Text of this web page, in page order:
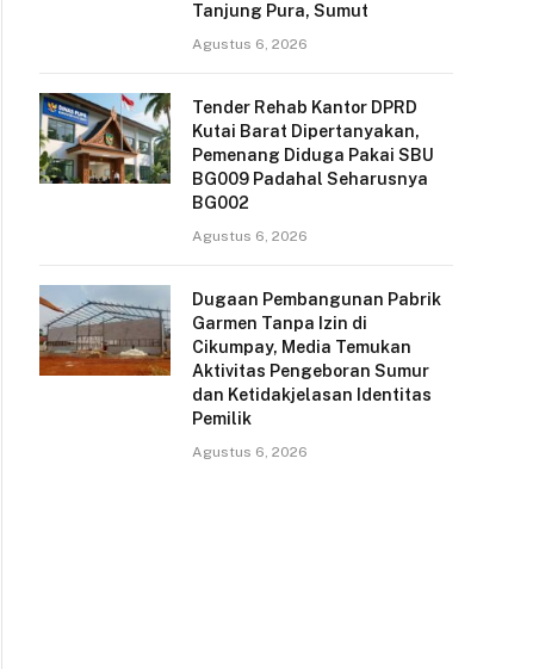
Tanjung Pura, Sumut
Agustus 6, 2026
Tender Rehab Kantor DPRD
Kutai Barat Dipertanyakan,
Pemenang Diduga Pakai SBU
BG009 Padahal Seharusnya
BG002
Agustus 6, 2026
Dugaan Pembangunan Pabrik
Garmen Tanpa Izin di
Cikumpay, Media Temukan
Aktivitas Pengeboran Sumur
dan Ketidakjelasan Identitas
Pemilik
Agustus 6, 2026